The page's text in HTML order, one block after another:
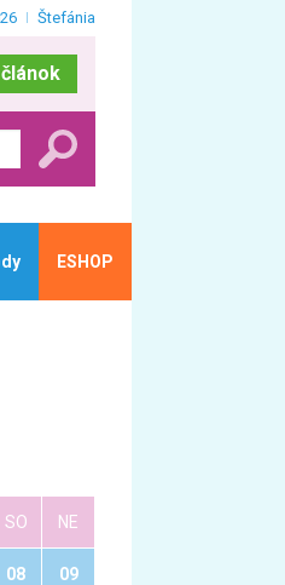
Štefánia
ESHOP
SO NE
08 09